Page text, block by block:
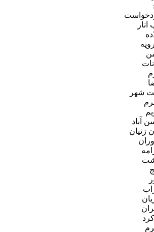
انار
شهر
آباد
زنیان